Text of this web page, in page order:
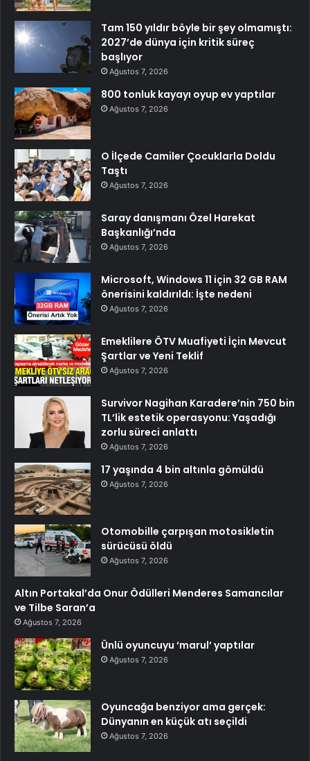
Tam 150 yıldır böyle bir şey olmamıştı:
2027’de dünya için kritik süreç
başlıyor
Ağustos 7, 2026
800 tonluk kayayı oyup ev yaptılar
Ağustos 7, 2026
O İlçede Camiler Çocuklarla Doldu
Taştı
Ağustos 7, 2026
Saray danışmanı Özel Harekat
Başkanlığı’nda
Ağustos 7, 2026
Microsoft, Windows 11 için 32 GB RAM
önerisini kaldırıldı: İşte nedeni
Ağustos 7, 2026
Emeklilere ÖTV Muafiyeti İçin Mevcut
Şartlar ve Yeni Teklif
Ağustos 7, 2026
Survivor Nagihan Karadere’nin 750 bin
TL’lik estetik operasyonu: Yaşadığı
zorlu süreci anlattı
Ağustos 7, 2026
17 yaşında 4 bin altınla gömüldü
Ağustos 7, 2026
Otomobille çarpışan motosikletin
sürücüsü öldü
Ağustos 7, 2026
Altın Portakal’da Onur Ödülleri Menderes Samancılar
ve Tilbe Saran’a
Ağustos 7, 2026
Ünlü oyuncuyu ‘marul’ yaptılar
Ağustos 7, 2026
Oyuncağa benziyor ama gerçek:
Dünyanın en küçük atı seçildi
Ağustos 7, 2026